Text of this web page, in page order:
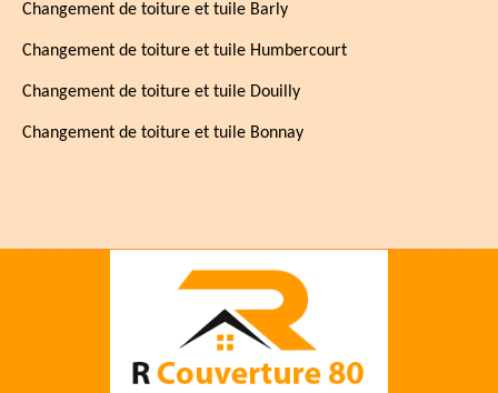
Changement de toiture et tuile Barly
Changement de toiture et tuile Humbercourt
Changement de toiture et tuile Douilly
Changement de toiture et tuile Bonnay